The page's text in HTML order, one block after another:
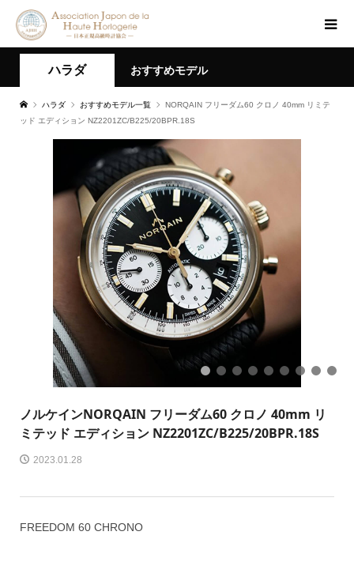
ハラダ おすすめモデル
ハラダ おすすめモデル一覧
NORQAIN フリーダム60 クロノ 40mm リミテ
ッド エディション NZ2201ZC/B225/20BPR.18S
1 2 3 4 5 6 7 8 9
ノルケインNORQAIN フリーダム60 クロノ 40mm リ
ミテッド エディション NZ2201ZC/B225/20BPR.18S
2023.01.28
FREEDOM 60 CHRONO